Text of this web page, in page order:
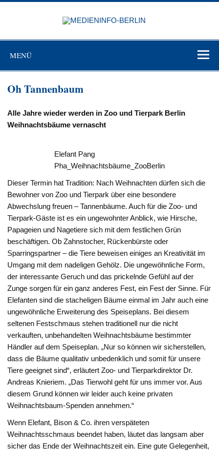
Zum
MENÜ
Oh Tannenbaum
Alle Jahre wieder werden in Zoo und Tierpark Berlin
Weihnachtsbäume vernascht
Elefant Pang
Pha_Weihnachtsbäume_ZooBerlin
Dieser Termin hat Tradition: Nach Weihnachten dürfen sich die
Bewohner von Zoo und Tierpark über eine besondere
Abwechslung freuen – Tannenbäume. Auch für die Zoo- und
Tierpark-Gäste ist es ein ungewohnter Anblick, wie Hirsche,
Papageien und Nagetiere sich mit dem festlichen Grün
beschäftigen. Ob Zahnstocher, Rückenbürste oder
Sparringspartner – die Tiere beweisen einiges an Kreativität im
Umgang mit dem nadeligen Gehölz. Die ungewöhnliche Form,
der interessante Geruch und das prickelnde Gefühl auf der
Zunge sorgen für ein ganz anderes Fest, ein Fest der Sinne. Für
Elefanten sind die stacheligen Bäume einmal im Jahr auch eine
ungewöhnliche Erweiterung des Speiseplans. Bei diesem
seltenen Festschmaus stehen traditionell nur die nicht
verkauften, unbehandelten Weihnachtsbäume bestimmter
Händler auf dem Speiseplan. „Nur so können wir sicherstellen,
dass die Bäume qualitativ unbedenklich und somit für unsere
Tiere geeignet sind“, erläutert Zoo- und Tierparkdirektor Dr.
Andreas Knieriem. „Das Tierwohl geht für uns immer vor. Aus
diesem Grund können wir leider auch keine privaten
Weihnachtsbaum-Spenden annehmen.“
Wenn Elefant, Bison & Co. ihren verspäteten
Weihnachtsschmaus beendet haben, läutet das langsam aber
sicher das Ende der Weihnachtszeit ein. Eine gute Gelegenheit,